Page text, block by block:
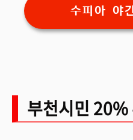
수피아 야
부천시민 20%